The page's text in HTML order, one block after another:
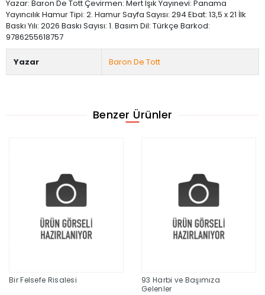
Yazar: Baron De Tott Çevirmen: Mert Işık Yayınevi: Panama
Yayıncılık Hamur Tipi: 2. Hamur Sayfa Sayısı: 294 Ebat: 13,5 x 21 İlk
Baskı Yılı: 2026 Baskı Sayısı: 1. Basım Dil: Türkçe Barkod:
9786255618757
Yazar Baron De Tott
Benzer Ürünler
Bir Felsefe Risalesi
93 Harbi ve Başımıza
Gelenler